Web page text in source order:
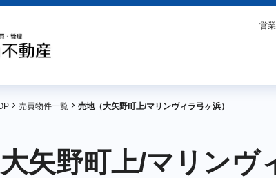
営
売買物件一覧 売地（大矢野町上/マリンヴィラ弓ヶ浜）
矢野町上/マリンヴ